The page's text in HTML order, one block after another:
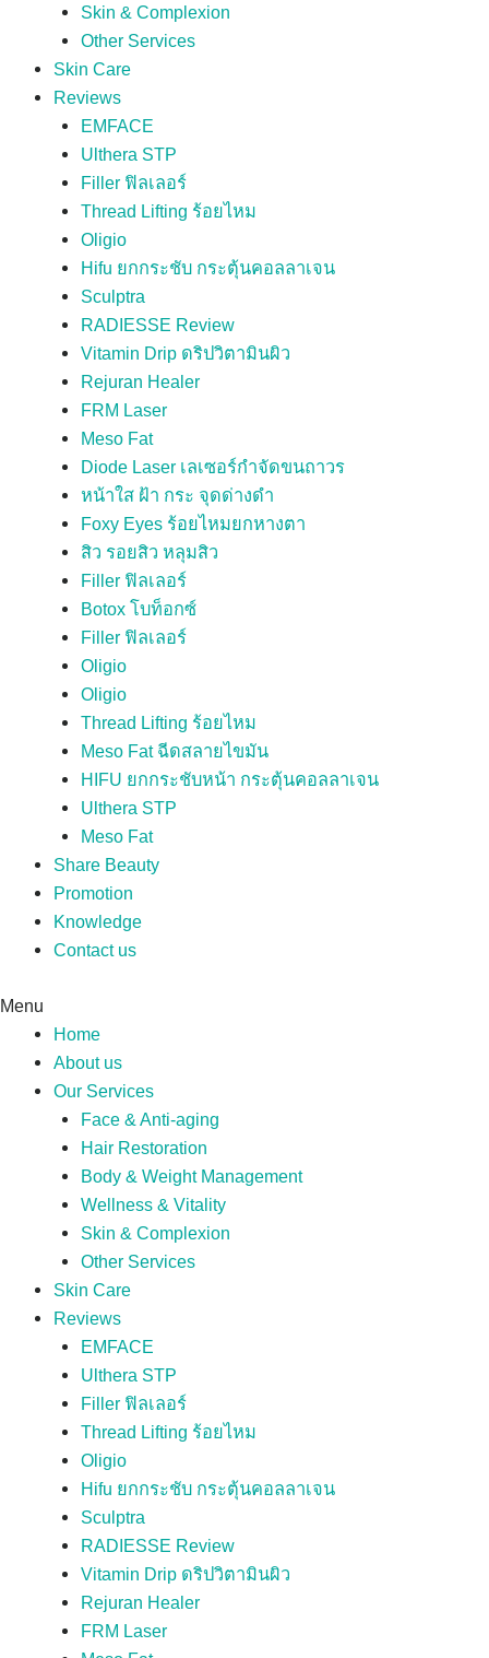
Skin & Complexion
Other Services
Skin Care
Reviews
EMFACE
Ulthera STP
Filler ฟิลเลอร์
Thread Lifting ร้อยไหม
Oligio
Hifu ยกกระชับ กระตุ้นคอลลาเจน
Sculptra
RADIESSE Review
Vitamin Drip ดริปวิตามินผิว
Rejuran Healer
FRM Laser
Meso Fat
Diode Laser เลเซอร์กำจัดขนถาวร
หน้าใส ฝ้า กระ จุดด่างดำ
Foxy Eyes ร้อยไหมยกหางตา
สิว รอยสิว หลุมสิว
Filler ฟิลเลอร์
Botox โบท็อกซ์
Filler ฟิลเลอร์
Oligio
Oligio
Thread Lifting ร้อยไหม
Meso Fat ฉีดสลายไขมัน
HIFU ยกกระชับหน้า กระตุ้นคอลลาเจน
Ulthera STP
Meso Fat
Share Beauty
Promotion
Knowledge
Contact us
Menu
Home
About us
Our Services
Face & Anti-aging
Hair Restoration
Body & Weight Management
Wellness & Vitality
Skin & Complexion
Other Services
Skin Care
Reviews
EMFACE
Ulthera STP
Filler ฟิลเลอร์
Thread Lifting ร้อยไหม
Oligio
Hifu ยกกระชับ กระตุ้นคอลลาเจน
Sculptra
RADIESSE Review
Vitamin Drip ดริปวิตามินผิว
Rejuran Healer
FRM Laser